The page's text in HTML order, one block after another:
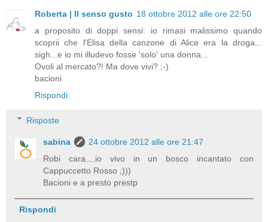
Roberta | Il senso gusto 18 ottobre 2012 alle ore 22:50
a proposito di doppi sensi: io rimasi malissimo quando
scoprii che l'Elisa della canzone di Alice era la droga...
sigh...e io mi illudevo fosse 'solo' una donna...
Ovoli al mercato?! Ma dove vivi? ;-)
bacioni
Rispondi
Risposte
sabina
24 ottobre 2012 alle ore 21:47
Robi cara....io vivo in un bosco incantato con
Cappuccetto Rosso ;)))
Bacioni e a presto prestp
Rispondi